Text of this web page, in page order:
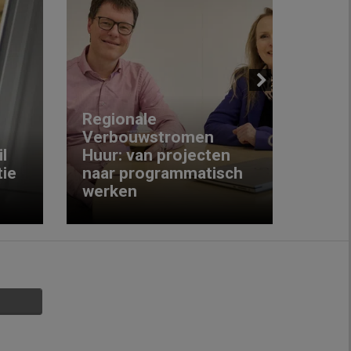
Regionale
Verbouwstromen
Huur: van projecten
naar programmatisch
werken
Next